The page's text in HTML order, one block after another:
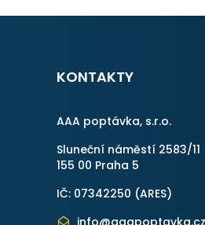
potřebovat, jistě
KONTAKTY
AAA poptávka, s.r.o.
Sluneční náměstí 2583/11
155 00 Praha 5
IČ: 07342250 (ARES)
info@aaapoptavka.cz